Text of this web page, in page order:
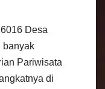
Desa
banyak
Pariwisata
di